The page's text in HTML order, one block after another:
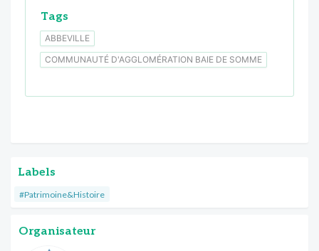
Tags
ABBEVILLE
COMMUNAUTÉ D'AGGLOMÉRATION BAIE DE SOMME
Labels
#Patrimoine&Histoire
Organisateur